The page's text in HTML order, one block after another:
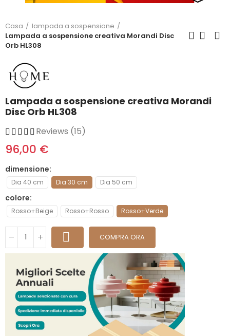
Casa
lampada a sospensione
Lampada a sospensione creativa Morandi Disc
Orb HL308
Lampada a sospensione creativa Morandi
Disc Orb HL308
Reviews (15)
96,00 €
dimensione
Dia 40 cm Dia 30 cm Dia 50 cm
colore
Rosso+Beige Rosso+Rosso Rosso+Verde
COMPRA ORA